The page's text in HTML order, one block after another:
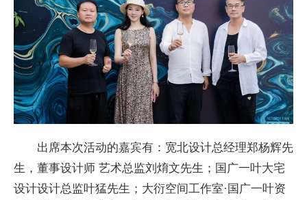
出席本次活动的嘉宾有：宽北设计总经理郑杨辉先
生，董事设计师 艺术总监刘焴文先生；国广一叶大宅
设计设计总监叶猛先生；大衍空间工作室·国广一叶资